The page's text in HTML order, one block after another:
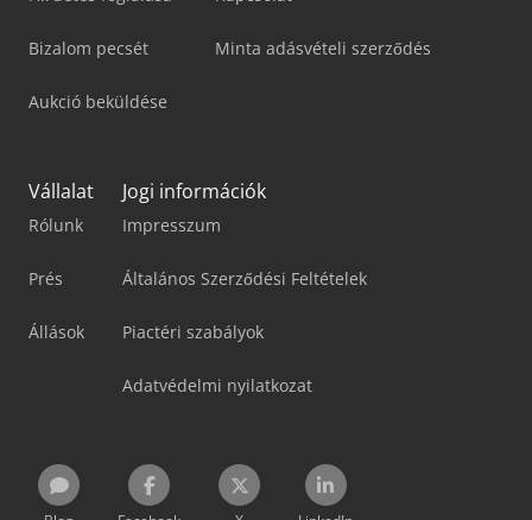
Bizalom pecsét
Aukció beküldése
Minta adásvételi szerződés
Vállalat
Rólunk
Prés
Állások
Jogi információk
Impresszum
Általános Szerződési Feltételek
Piactéri szabályok
Adatvédelmi nyilatkozat